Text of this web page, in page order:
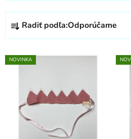
R
d
e
n
Radiť podľa:Odporúčame
V
ý
NOVINKA